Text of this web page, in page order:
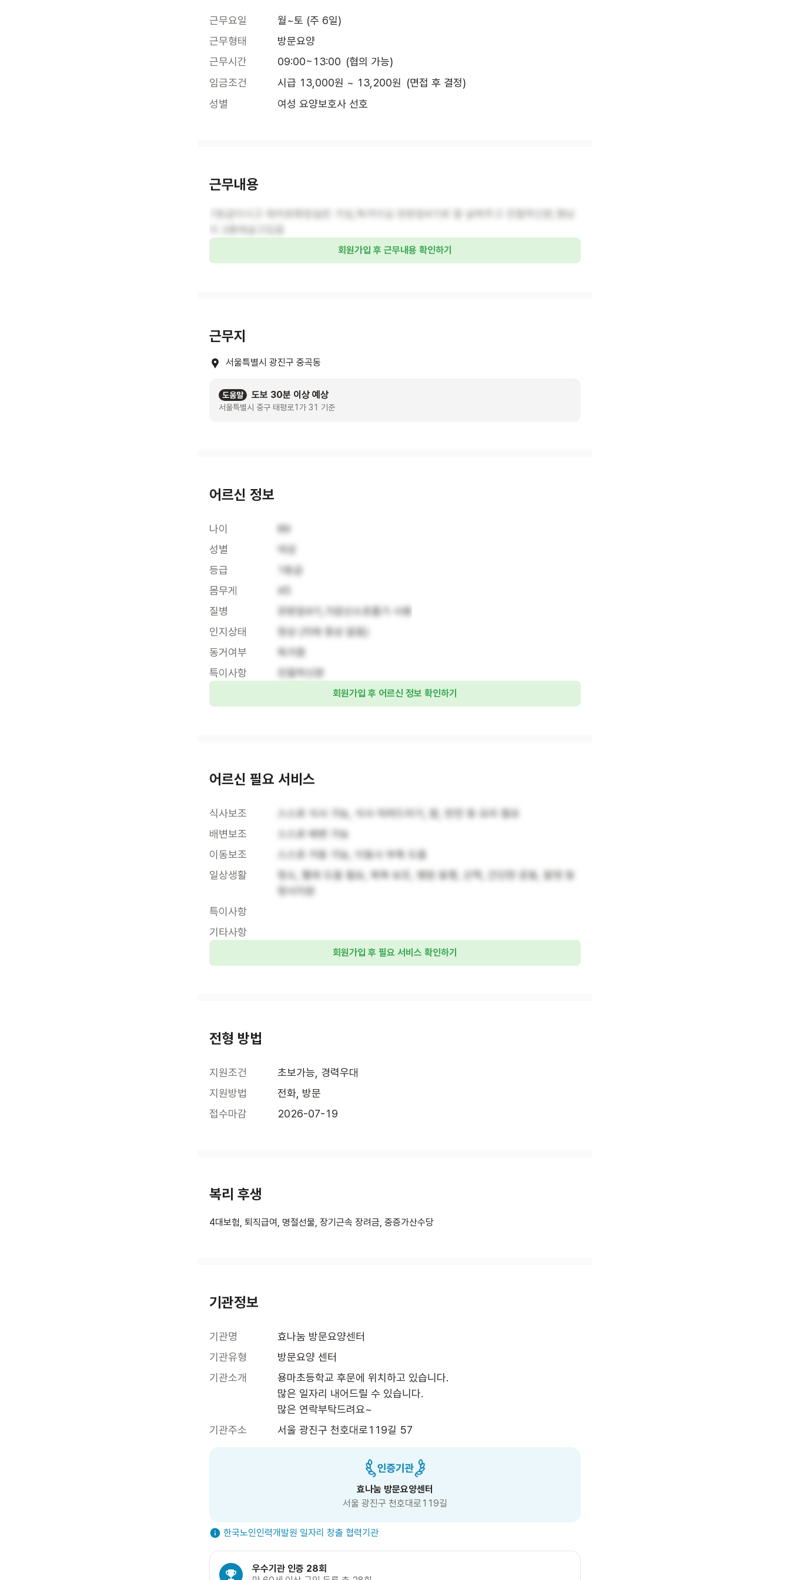
근무요일
월~토 (주 6일)
근무형태
방문요양
근무시간
09:00~13:00 (협의 가능)
임금조건
시급 13,000원 ~ 13,200원 (면접 후 결정)
성별
여성 요양보호사 선호
근무내용
1등급이시고 워커로화장실은 가심,독거이심 유방암4기로 잘 살펴주고 친절하신분,형님
회원가입 후 근무내용 확인하기
근무지
서울특별시 광진구 중곡동
도움말 도보 30분 이상 예상
서울특별시 중구 태평로1가 31 기준
어르신 정보
나이
89
성별
여성
등급
1등급
몸무게
45
질병
유방암4기,가끔산소호흡기 사용
인지상태
정상 (치매 증상 없음)
동거여부
독거중
특이사항
친절하신분
회원가입 후 어르신 정보 확인하기
어르신 필요 서비스
식사보조
스스로 식사 가능, 식사 차려드리기, 밥, 반찬 등 요리 필요
배변보조
스스로 배변 가능
이동보조
스스로 거동 가능, 이동시 부축 도움
일상생활
청소, 빨래 도움 필요, 목욕 보조, 병원 동행, 산책, 간단한 운동, 말벗 등
정서지원
특이사항
기타사항
회원가입 후 필요 서비스 확인하기
전형 방법
지원조건
초보가능, 경력우대
지원방법
전화, 방문
접수마감
2026-07-19
복리 후생
4대보험, 퇴직급여, 명절선물, 장기근속 장려금, 중증가산수당
기관정보
기관명
효나눔 방문요양센터
기관유형
방문요양 센터
기관소개
용마초등학교 후문에 위치하고 있습니다.
많은 일자리 내어드릴 수 있습니다.
많은 연락부탁드려요~
기관주소
서울 광진구 천호대로119길 57
효나눔 방문요양센터
서울 광진구 천호대로119길
한국노인인력개발원 일자리 창출 협력기관
우수기관 인증 28회